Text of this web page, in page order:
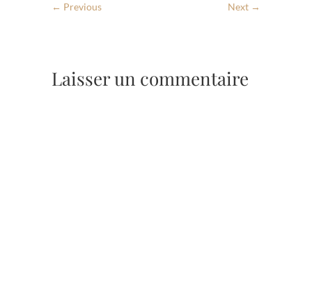
← Previous Next →
Laisser un commentaire